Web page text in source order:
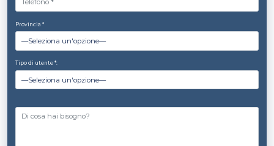
Provincia *
Tipo di utente *: